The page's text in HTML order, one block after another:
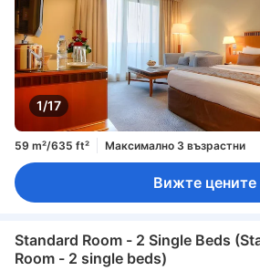
1/17
59 m²/635 ft² Максимално 3 възрастни
Вижте цените
Standard Room - 2 Single Beds
Room - 2 single beds)